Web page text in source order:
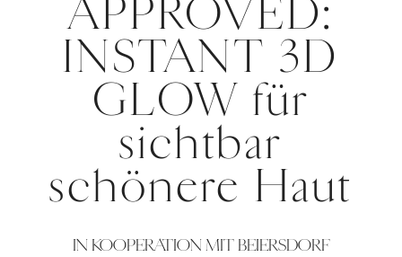
APPROVED:
INSTANT 3D
GLOW für
sichtbar
schönere Haut
IN KOOPERATION MIT BEIERSDORF